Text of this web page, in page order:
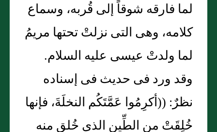
لما فارقه شوقاً إلى قُربه، وسماع
كلامه، وهى التى نزلتْ تحتها مريمُ
لما ولدتْ عيسى عليه السلام.
وقد ورد فى حديث فى إسناده
نظرٌ: ((أكرِمُوا عَمَّتَكُم النخلَةَ، فإنها
خُلِقَتْ من الطِّين الذى خُلق منه